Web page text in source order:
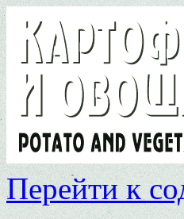
Перейти к